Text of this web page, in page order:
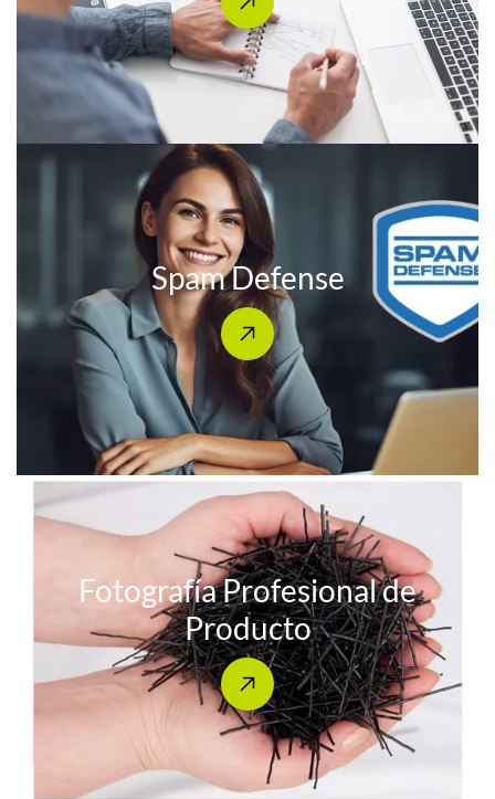
Spam Defense
Fotografía Profesional de
Producto